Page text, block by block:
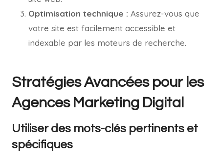
Optimisation technique : Assurez-vous que
votre site est facilement accessible et
indexable par les moteurs de recherche.
Stratégies Avancées pour les
Agences Marketing Digital
Utiliser des mots-clés pertinents et
spécifiques